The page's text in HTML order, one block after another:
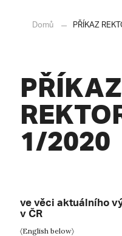
Domů PŘÍKAZ
PŘÍKAZ
1/2020
ve věci aktuálního
v ČR
〈English below〉